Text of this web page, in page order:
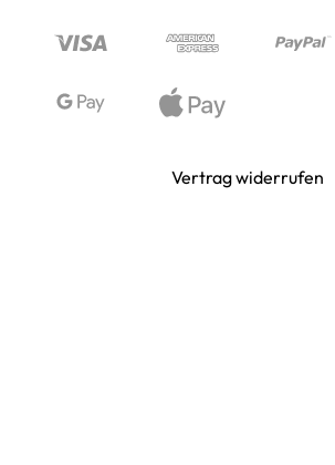
WIKINGER & MITTELALTERWELTEN
Vertrag widerrufen